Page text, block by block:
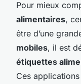
Pour mieux
alimentaires,
être d’une
mobiles, il est
étiquettes
Ces